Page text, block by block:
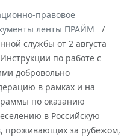
правовое
ленты ПРАЙМ
службы от 2 августа
по работе с
добровольно
в рамках и на
по оказанию
в Российскую
проживающих за рубежом,